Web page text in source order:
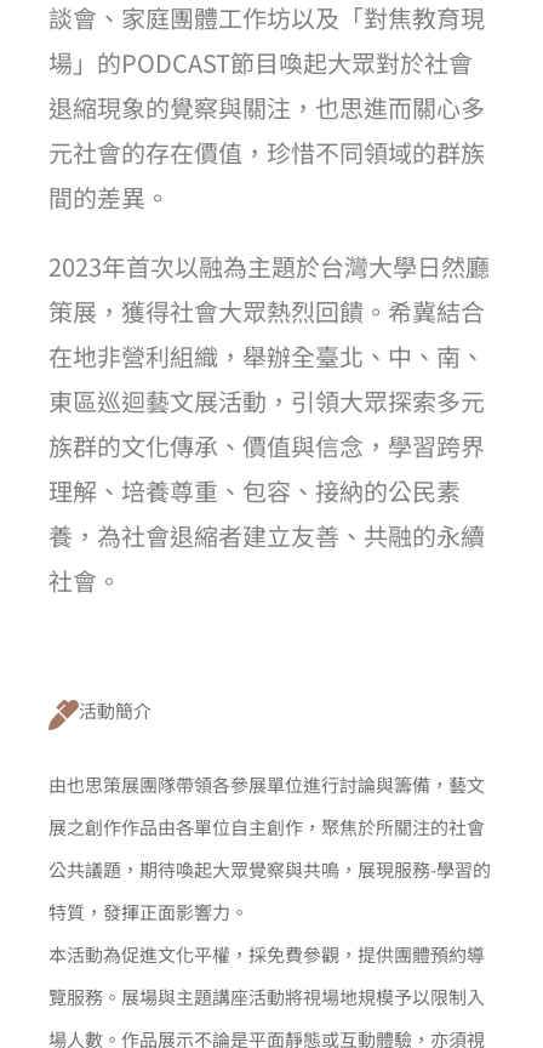
談會、家庭團體工作坊以及「對焦教育現
場」的PODCAST節目喚起大眾對於社會
退縮現象的覺察與關注，也思進而關心多
元社會的存在價值，珍惜不同領域的群族
間的差異。
2023年首次以融為主題於台灣大學日然廳
策展，獲得社會大眾熱烈回饋。希冀結合
在地非營利組織，舉辦全臺北、中、南、
東區巡迴藝文展活動，引領大眾探索多元
族群的文化傳承、價值與信念，學習跨界
理解、培養尊重、包容、接納的公民素
養，為社會退縮者建立友善、共融的永續
社會。
活動簡介
由也思策展團隊帶領各參展單位進行討論與籌備，藝文
展之創作作品由各單位自主創作，聚焦於所關注的社會
公共議題，期待喚起大眾覺察與共鳴，展現服務-學習的
特質，發揮正面影響力。
本活動為促進文化平權，採免費參觀，提供團體預約導
覽服務。展場與主題講座活動將視場地規模予以限制入
場人數。作品展示不論是平面靜態或互動體驗，亦須視